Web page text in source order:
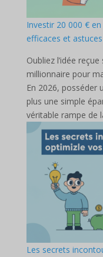
Investir 20 000 €
efficaces et
Oubliez l’idée
millionnaire pour
En 2026, posséder
plus une simple
véritable rampe de
Les secrets